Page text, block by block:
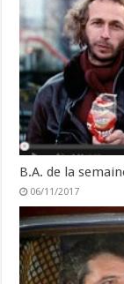
B.A. de la
06/11/2017